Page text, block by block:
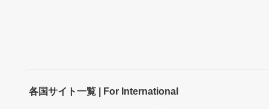
各国サイト一覧 | For International